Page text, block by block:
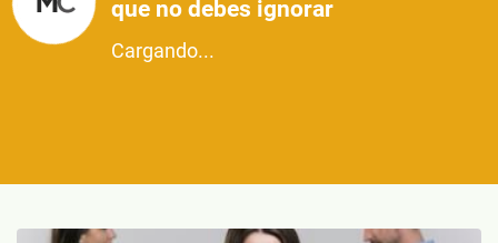
que no debes ignorar
Cargando...